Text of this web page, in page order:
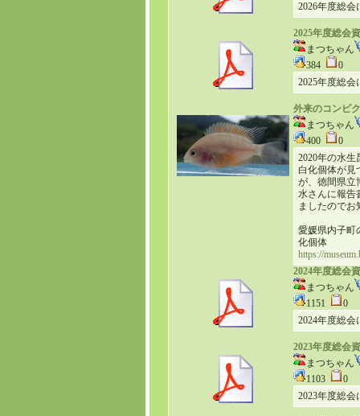
2026年度総
2025年度総会
まつちゃん
384
0
2025年度総
外来のコンビ
まつちゃん
400
0
2020年の水
白化個体が見
が、徳間県立
水さんに報告
ましたのでお
愛媛県内子町
化個体
https://
2024年度総会
まつちゃん
1151
0
2024年度総
2023年度総会
まつちゃん
1103
0
2023年度総